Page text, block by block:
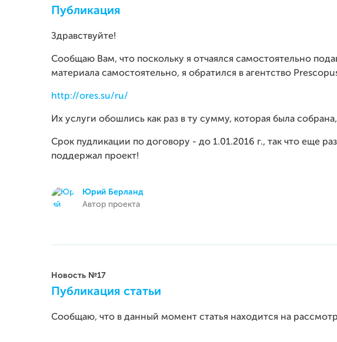
Публикация
Здравствуйте!
Сообщаю Вам, что поскольку я отчаялся самостоятельно
материала самостоятельно, я обратился в агентство
http://ores.su/ru/
Их услуги обошлись как раз в ту сумму, которая была
Срок пудликации по договору - до 1.01.2016 г., так что еще
поддержал проект!
Юрий Берланд
Автор проекта
Новость №17
Публикация статьи
Сообщаю, что в данный момент статья находится на